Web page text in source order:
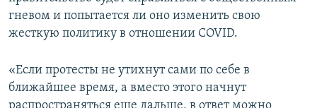
гневом и попытается ли оно изменить свою
жесткую политику в отношении COVID.
«Если протесты не утихнут сами по себе в
ближайшее время, а вместо этого начнут